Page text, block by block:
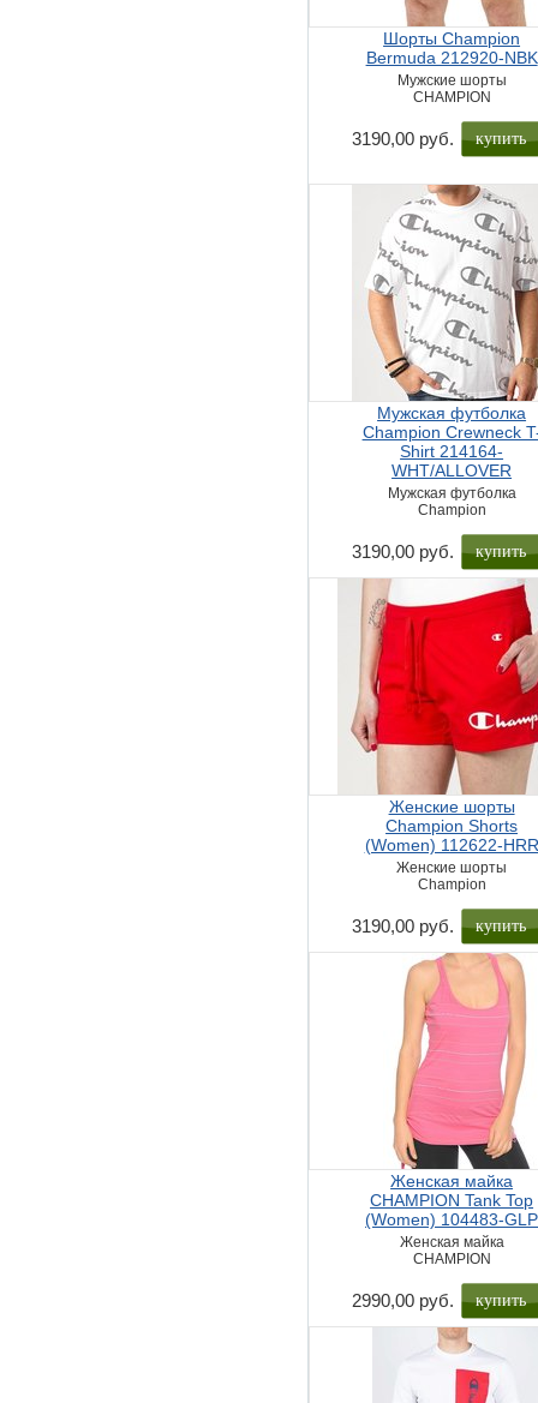
Шорты Champion
Bermuda 212920-NBK
Мужские шорты
CHAMPION
3190,00 руб. купить
Мужская футболка
Champion Crewneck
Shirt 214164-
WHT/ALLOVER
Мужская футболка
Champion
3190,00 руб. купить
Женские шорты
Champion Shorts
(Women) 112622-HRR
Женские шорты
Champion
3190,00 руб. купить
Женская майка
CHAMPION Tank Top
(Women) 104483-GLP
Женская майка
CHAMPION
2990,00 руб. купить